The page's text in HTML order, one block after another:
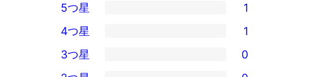
1
5-
星
5つ星 1
4-
4つ星 1
0
3つ星 0